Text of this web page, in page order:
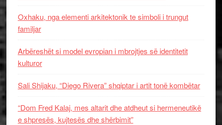
Oxhaku, nga elementi arkitektonik te simboli i trungut
familjar
Arbëreshët si model evropian i mbrojtjes së identitetit
kulturor
Sali Shijaku, “Diego Rivera” shqiptar i artit tonë kombëtar
“Dom Fred Kalaj, mes altarit dhe atdheut si hermeneutikë
e shpresës, kujtesës dhe shërbimit”